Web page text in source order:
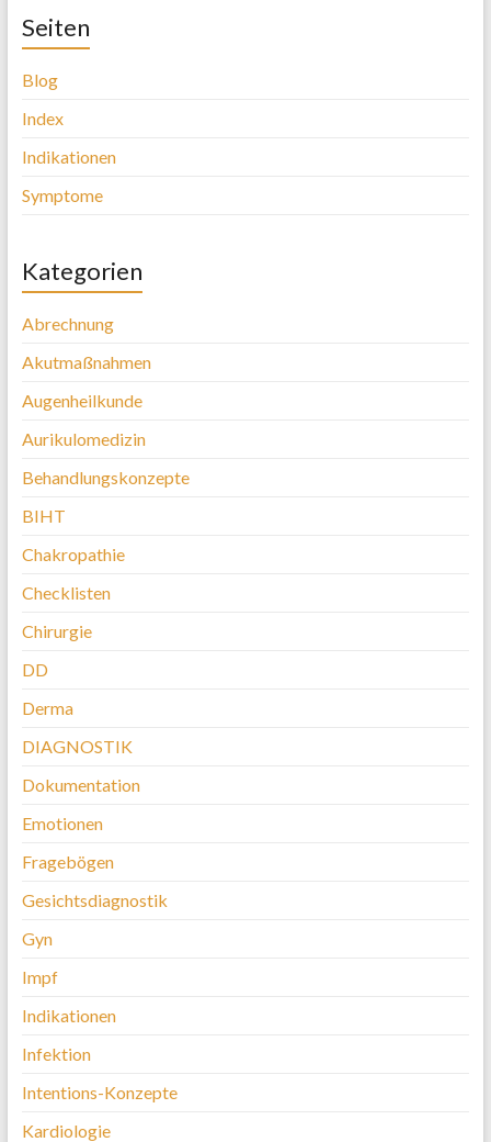
Seiten
Blog
Index
Indikationen
Symptome
Kategorien
Abrechnung
Akutmaßnahmen
Augenheilkunde
Aurikulomedizin
Behandlungskonzepte
BIHT
Chakropathie
Checklisten
Chirurgie
DD
Derma
DIAGNOSTIK
Dokumentation
Emotionen
Fragebögen
Gesichtsdiagnostik
Gyn
Impf
Indikationen
Infektion
Intentions-Konzepte
Kardiologie